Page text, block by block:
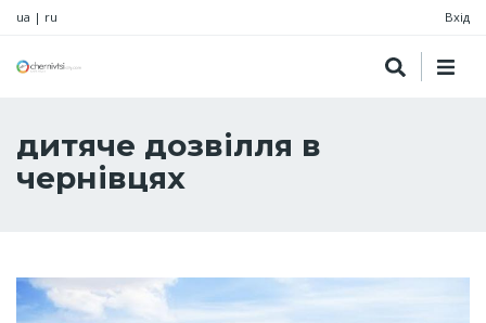
ua | ru Вхід
дитяче дозвілля в
чернівцях